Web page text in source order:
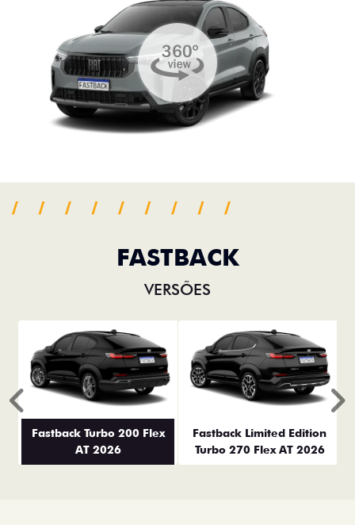
FASTBACK
VERSÕES
Fastback Turbo 200 Flex
AT 2026
Fastback Limited Edition
Turbo 270 Flex AT 2026
Anterior